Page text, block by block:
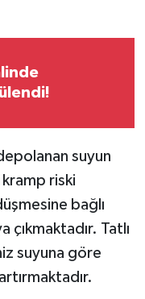
suyun
kramp riski
bağlı
çıkmaktadır. Tatlı
suyuna göre